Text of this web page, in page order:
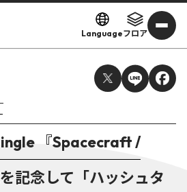
Languageフロア
『Spacecraft /
記念して「ハッシュタ